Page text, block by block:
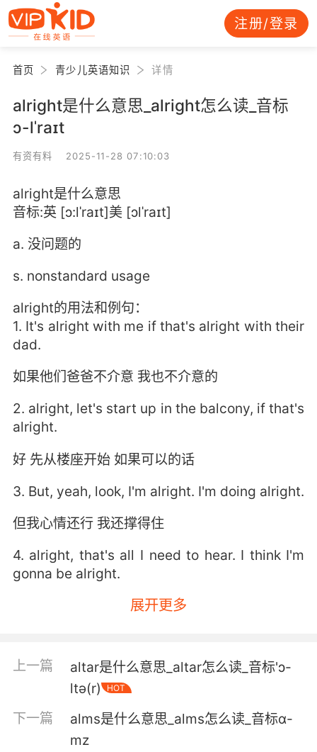
注册/登录
首页 青少儿英语知识 详情
alright是什么意思_alright怎么读_音标
ɔ-lˈraɪt
有资有料 2025-11-28 07:10:03
alright是什么意思
音标:英 [ɔ:lˈraɪt]美 [ɔlˈraɪt]
a. 没问题的
s. nonstandard usage
alright的用法和例句：
1. It's alright with me if that's alright with their
dad.
如果他们爸爸不介意 我也不介意的
2. alright, let's start up in the balcony, if that's
alright.
好 先从楼座开始 如果可以的话
3. But, yeah, look, I'm alright. I'm doing alright.
但我心情还行 我还撑得住
4. alright, that's all I need to hear. I think I'm
gonna be alright.
这就是我想听到的 我没事了
行了 走吧 快走快走
6. alright, alright, it's that time we invite our
bride and groom down for their very first
dance as.
展开更多
上一篇
altar是什么意思_altar怎么读_音标'ɔ-
ltə(r)
HOT
下一篇
alms是什么意思_alms怎么读_音标ɑ-
mz